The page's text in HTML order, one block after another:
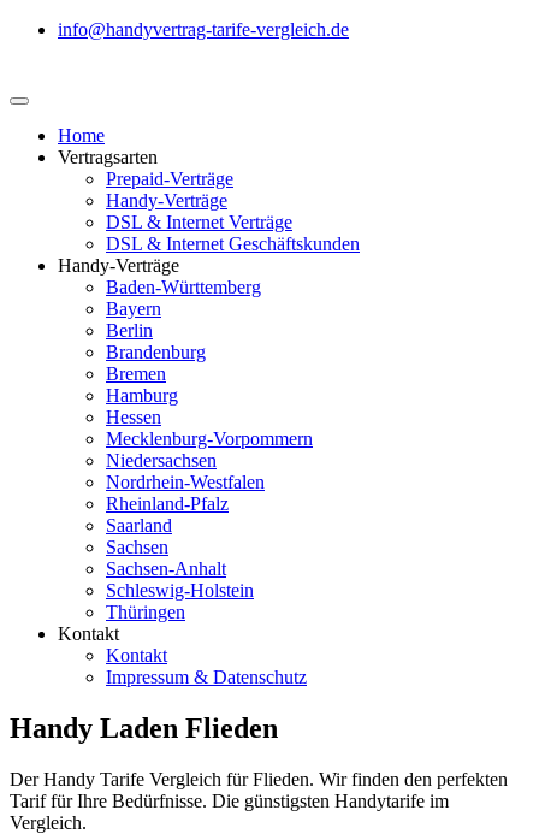
info@handyvertrag-tarife-vergleich.de
Home
Vertragsarten
Prepaid-Verträge
Handy-Verträge
DSL & Internet Verträge
DSL & Internet Geschäftskunden
Handy-Verträge
Baden-Württemberg
Bayern
Berlin
Brandenburg
Bremen
Hamburg
Hessen
Mecklenburg-Vorpommern
Niedersachsen
Nordrhein-Westfalen
Rheinland-Pfalz
Saarland
Sachsen
Sachsen-Anhalt
Schleswig-Holstein
Thüringen
Kontakt
Kontakt
Impressum & Datenschutz
Handy Laden Flieden
Der Handy Tarife Vergleich für Flieden. Wir finden den perfekten
Tarif für Ihre Bedürfnisse. Die günstigsten Handytarife im
Vergleich.